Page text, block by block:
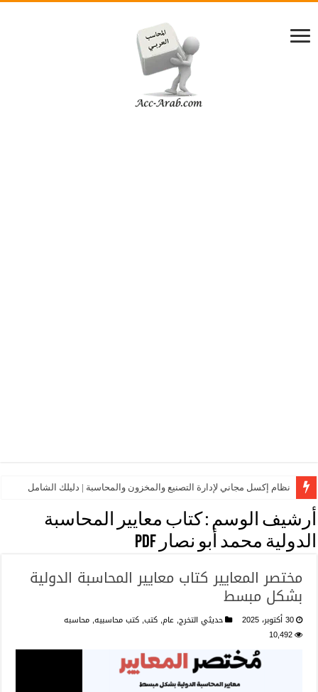
نظام إكسل مجاني لإدارة التصنيع والمخزون والمحاسبة | دليلك الشامل
أرشيف الوسم : كتاب معايير المحاسبة
الدولية محمد أبو نصار pdf
مختصر المعايير كتاب معايير المحاسبة الدولية
بشكل مبسط
30 أكتوبر، 2025 حديثي التخرج, عام, كتب, كتب محاسبيه, محاسبه
10,492